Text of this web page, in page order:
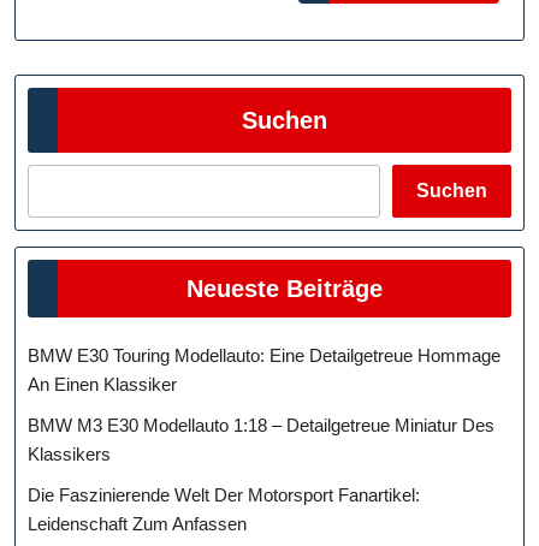
Suchen
Suchen
Neueste Beiträge
BMW E30 Touring Modellauto: Eine Detailgetreue Hommage
An Einen Klassiker
BMW M3 E30 Modellauto 1:18 – Detailgetreue Miniatur Des
Klassikers
Die Faszinierende Welt Der Motorsport Fanartikel:
Leidenschaft Zum Anfassen